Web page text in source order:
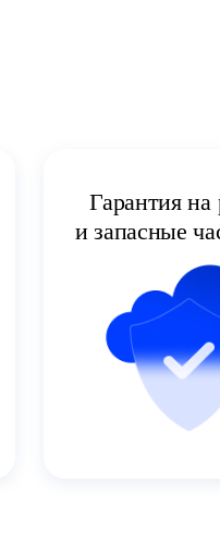
Гарантия на
и запасные